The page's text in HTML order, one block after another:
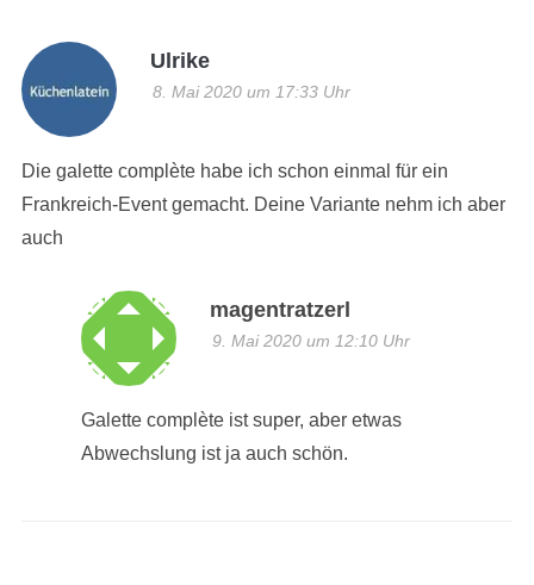
Ulrike
8. Mai 2020 um 17:33 Uhr
Die galette complète habe ich schon einmal für ein
Frankreich-Event gemacht. Deine Variante nehm ich aber
auch
magentratzerl
9. Mai 2020 um 12:10 Uhr
Galette complète ist super, aber etwas
Abwechslung ist ja auch schön.